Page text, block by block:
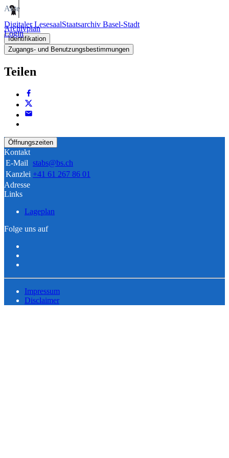
Digitaler LesesaalStaatsarchiv Basel-Stadt
Login
Akte
Archivplan
Identifikation
Zugangs- und Benutzungsbestimmungen
Teilen
Öffnungszeiten
Kontakt
E-Mail stabs@bs.ch
Kanzlei +41 61 267 86 01
Adresse
Links
Lageplan
Folge uns auf
Impressum
Disclaimer